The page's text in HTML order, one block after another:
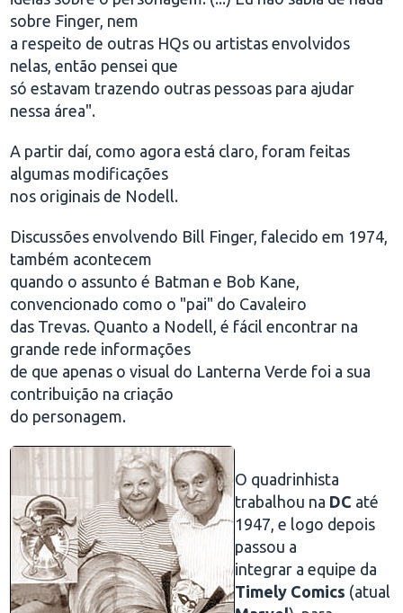
sobre Finger, nem
a respeito de outras HQs ou artistas envolvidos
nelas, então pensei que
só estavam trazendo outras pessoas para ajudar
nessa área".
A partir daí, como agora está claro, foram feitas
algumas modificações
nos originais de Nodell.
Discussões envolvendo Bill Finger, falecido em 1974,
também acontecem
quando o assunto é Batman e Bob Kane,
convencionado como o "pai" do Cavaleiro
das Trevas. Quanto a Nodell, é fácil encontrar na
grande rede informações
de que apenas o visual do Lanterna Verde foi a sua
contribuição na criação
do personagem.
O quadrinhista
trabalhou na DC até
1947, e logo depois
passou a
integrar a equipe da
Timely Comics (atual